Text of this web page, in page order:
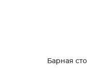
Барная